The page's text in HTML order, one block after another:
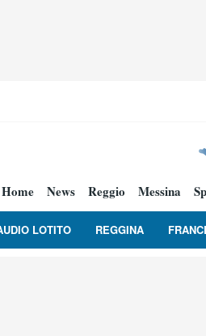
Home News Reggio Messina
LOTITO REGGINA